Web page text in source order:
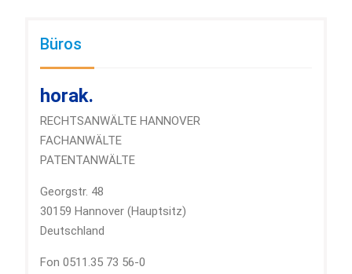
Büros
horak.
RECHTSANWÄLTE HANNOVER
FACHANWÄLTE
PATENTANWÄLTE
Georgstr. 48
30159 Hannover (Hauptsitz)
Deutschland
Fon 0511.35 73 56-0